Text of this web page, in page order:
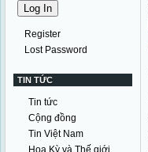
Register
Lost Password
TIN TỨC
Tin tức
Cộng đồng
Tin Việt Nam
Hoa Kỳ và Thế giới